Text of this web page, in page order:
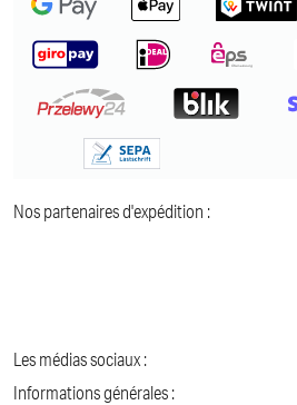
Nos partenaires d'expédition :
Les médias sociaux :
Informations générales :